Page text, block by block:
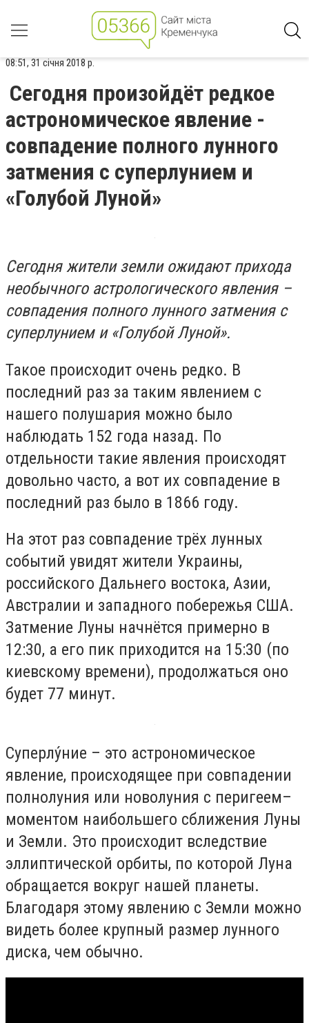
08:51, 31 січня 2018 р.
Сегодня произойдёт редкое
астрономическое явление -
совпадение полного лунного
затмения с суперлунием и
«Голубой Луной»
Сегодня жители земли ожидают прихода
необычного астрологического явления –
совпадения полного лунного затмения с
суперлунием и «Голубой Луной».
Такое происходит очень редко. В
последний раз за таким явлением с
нашего полушария можно было
наблюдать 152 года назад. По
отдельности такие явления происходят
довольно часто, а вот их совпадение в
последний раз было в 1866 году.
На этот раз совпадение трёх лунных
событий увидят жители Украины,
российского Дальнего востока, Азии,
Австралии и западного побережья США.
Затмение Луны начнётся примерно в
12:30, а его пик приходится на 15:30 (по
киевскому времени), продолжаться оно
будет 77 минут.
Суперлу́ние – это астрономическое
явление, происходящее при cовпадении
полнолуния или новолуния с перигеем–
моментом наибольшего сближения Луны
и Земли. Это происходит вследствие
эллиптической орбиты, по которой Луна
обращается вокруг нашей планеты.
Благодаря этому явлению с Земли можно
видеть более крупный размер лунного
диска, чем обычно.